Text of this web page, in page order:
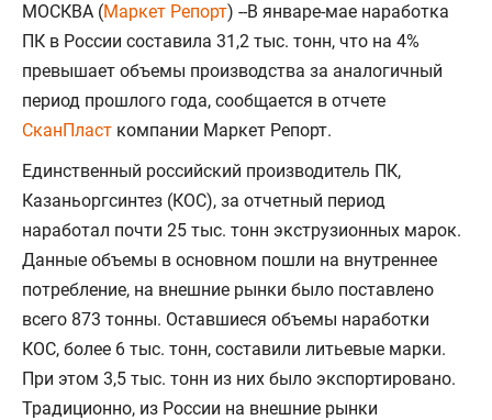
МОСКВА (Маркет Репорт) --В январе-мае наработка
ПК в России составила 31,2 тыс. тонн, что на 4%
превышает объемы производства за аналогичный
период прошлого года, сообщается в отчете
СканПласт компании Маркет Репорт.
Единственный российский производитель ПК,
Казаньоргсинтез (КОС), за отчетный период
наработал почти 25 тыс. тонн экструзионных марок.
Данные объемы в основном пошли на внутреннее
потребление, на внешние рынки было поставлено
всего 873 тонны. Оставшиеся объемы наработки
КОС, более 6 тыс. тонн, составили литьевые марки.
При этом 3,5 тыс. тонн из них было экспортировано.
Традиционно, из России на внешние рынки